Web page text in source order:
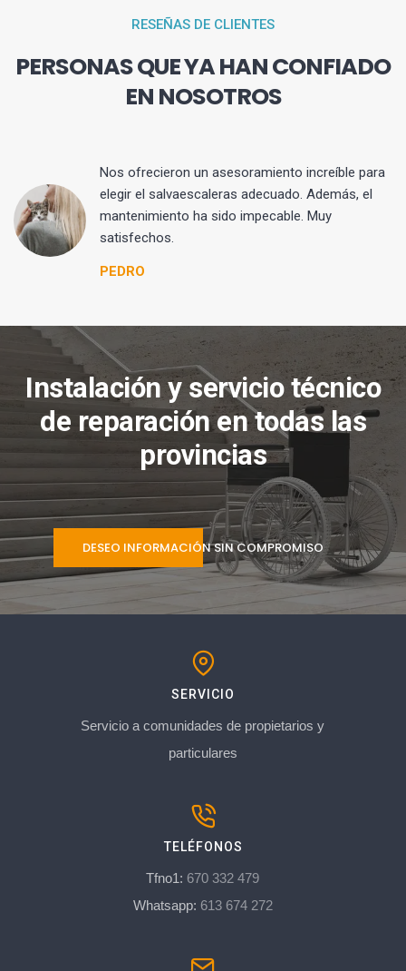
RESEÑAS DE CLIENTES
PERSONAS QUE YA HAN CONFIADO
EN NOSOTROS
Nos ofrecieron un asesoramiento increíble para
elegir el salvaescaleras adecuado. Además, el
mantenimiento ha sido impecable. Muy
satisfechos.
PEDRO
Instalación y servicio técnico
de reparación en todas las
provincias
DESEO INFORMACIÓN SIN COMPROMISO
SERVICIO
Servicio a comunidades de propietarios y
particulares
TELÉFONOS
Tfno1: 670 332 479
Whatsapp: 613 674 272